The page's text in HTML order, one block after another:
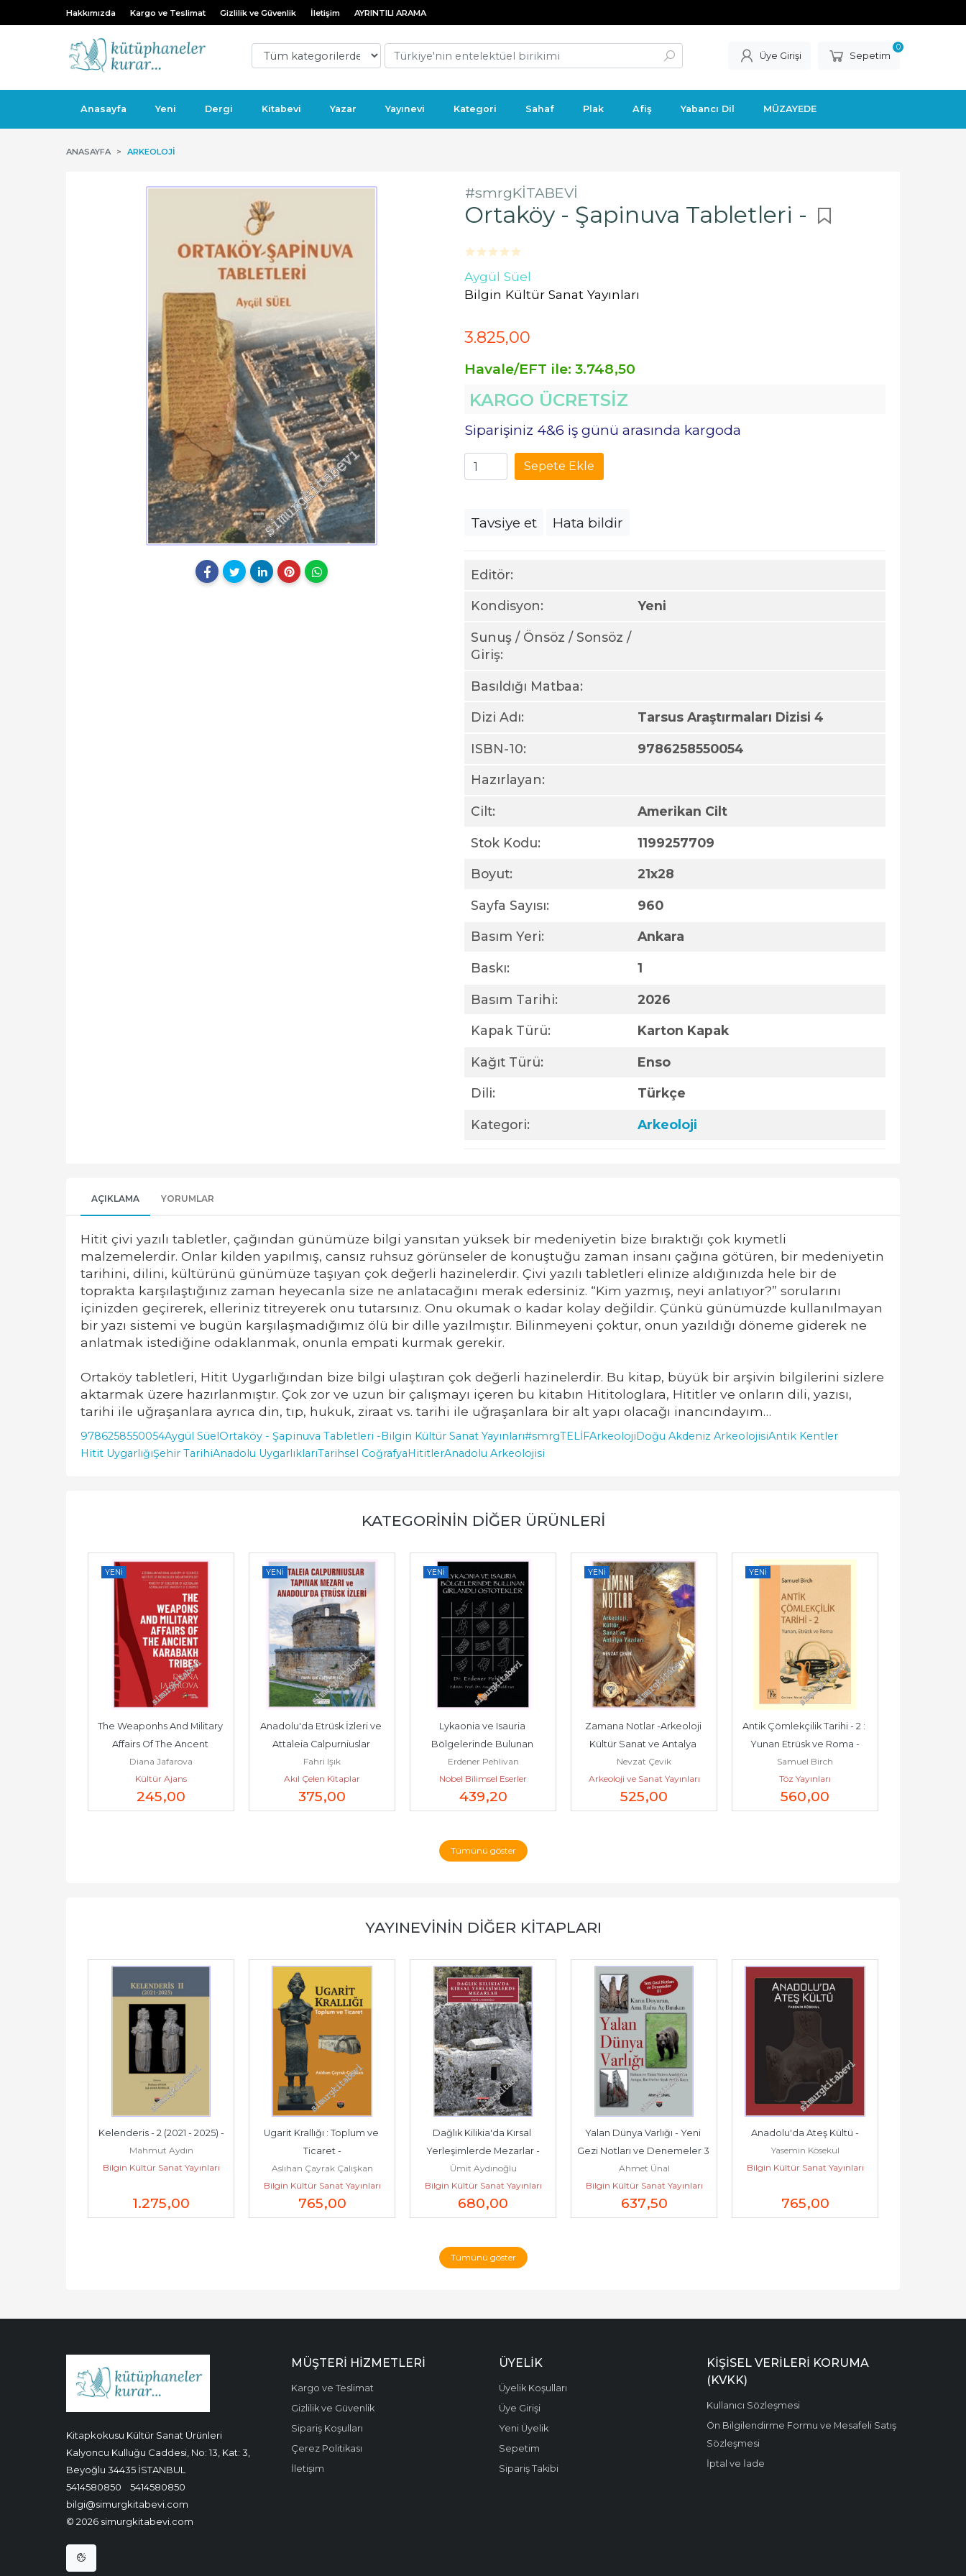
Hakkımızda Kargo ve Teslimat Gizlilik ve Güvenlik İletişim AYRINTILI ARAMA
Üye Girişi Sepetim
0
Anasayfa Yeni Dergi Kitabevi Yazar Yayınevi Kategori Sahaf Plak Afiş Yabancı Dil MÜZAYEDE
ANASAYFA ARKEOLOJI
#smrgKİTABEVİ
Ortaköy - Şapinuva Tabletleri -
Aygül Süel
Bilgin Kültür Sanat Yayınları
Editör:
Kondisyon: Yeni
Sunuş / Önsöz / Sonsöz /
Giriş:
Basıldığı Matbaa:
Dizi Adı: Tarsus Araştırmaları Dizisi 4
ISBN-10: 9786258550054
Hazırlayan:
Cilt: Amerikan Cilt
Stok Kodu: 1199257709
Boyut: 21x28
Sayfa Sayısı: 960
Basım Yeri: Ankara
Baskı: 1
Basım Tarihi: 2026
Kapak Türü: Karton Kapak
Kağıt Türü: Enso
Dili: Türkçe
Kategori: Arkeoloji
3.825,00
Havale/EFT ile: 3.748,50
KARGO ÜCRETSİZ
Siparişiniz 4&6 iş günü arasında kargoda
Sepete Ekle
Tavsiye et Hata bildir
AÇIKLAMA YORUMLAR
Hitit çivi yazılı tabletler, çağından günümüze bilgi yansıtan yüksek bir medeniyetin bize bıraktığı çok kıymetli
malzemelerdir. Onlar kilden yapılmış, cansız ruhsuz görünseler de konuştuğu zaman insanı çağına götüren, bir medeniyetin
tarihini, dilini, kültürünü günümüze taşıyan çok değerli hazinelerdir. Çivi yazılı tabletleri elinize aldığınızda hele bir de
toprakta karşılaştığınız zaman heyecanla size ne anlatacağını merak edersiniz. “Kim yazmış, neyi anlatıyor?” sorularını
içinizden geçirerek, elleriniz titreyerek onu tutarsınız. Onu okumak o kadar kolay değildir. Çünkü günümüzde kullanılmayan
bir yazı sistemi ve bugün karşılaşmadığımız ölü bir dille yazılmıştır. Bilinmeyeni çoktur, onun yazıldığı döneme giderek ne
anlatmak istediğine odaklanmak, onunla empati kurmak gerekir.
Ortaköy tabletleri, Hitit Uygarlığından bize bilgi ulaştıran çok değerli hazinelerdir. Bu kitap, büyük bir arşivin bilgilerini sizlere
aktarmak üzere hazırlanmıştır. Çok zor ve uzun bir çalışmayı içeren bu kitabın Hititologlara, Hititler ve onların dili, yazısı,
tarihi ile uğraşanlara ayrıca din, tıp, hukuk, ziraat vs. tarihi ile uğraşanlara bir alt yapı olacağı inancındayım…
9786258550054Aygül SüelOrtaköy - Şapinuva Tabletleri -Bilgin Kültür Sanat Yayınları#smrgTELİFArkeolojiDoğu Akdeniz ArkeolojisiAntik Kentler
Hitit UygarlığıŞehir TarihiAnadolu UygarlıklarıTarihsel CoğrafyaHititlerAnadolu Arkeolojisi
KATEGORININ DIĞER ÜRÜNLERI
YENI
The Weaponhs And Military
Affairs Of The Ancent
Karabakh Tribes -
Diana Jafarova
Kültür Ajans
245,00
YENI
Anadolu'da Etrüsk İzleri ve
Attaleia Calpurniuslar
Tapınak Mezarı -
Fahri Işık
Akıl Çelen Kitaplar
375,00
YENI
Lykaonia ve Isauria
Bölgelerinde Bulunan
Girlandli Ostotekler -
Erdener Pehlivan
Nobel Bilimsel Eserler
439,20
YENI
Zamana Notlar -Arkeoloji
Kültür Sanat ve Antalya
Yazıları -
Nevzat Çevik
Arkeoloji ve Sanat Yayınları
525,00
YENI
Antik Çömlekçilik Tarihi - 2 :
Yunan Etrüsk ve Roma -
Samuel Birch
Töz Yayınları
560,00
Tümünü göster
YAYINEVININ DIĞER KITAPLARI
Kelenderis - 2 (2021 - 2025) -
Mahmut Aydın
Bilgin Kültür Sanat Yayınları
1.275,00
Ugarit Krallığı : Toplum ve
Ticaret -
Aslıhan Çayrak Çalışkan
Bilgin Kültür Sanat Yayınları
765,00
Dağlık Kilikia'da Kırsal
Yerleşimlerde Mezarlar -
Ümit Aydınoğlu
Bilgin Kültür Sanat Yayınları
680,00
Yalan Dünya Varlığı - Yeni
Gezi Notları ve Denemeler 3
-
Ahmet Ünal
Bilgin Kültür Sanat Yayınları
637,50
Anadolu'da Ateş Kültü -
Yasemin Kösekul
Bilgin Kültür Sanat Yayınları
765,00
Tümünü göster
Kitapkokusu Kültür Sanat Ürünleri
Kalyoncu Kulluğu Caddesi, No: 13, Kat: 3,
Beyoğlu 34435 İSTANBUL
5414580850
5414580850
bilgi@simurgkitabevi.com
© 2026 simurgkitabevi.com
MÜŞTERI HIZMETLERI
Kargo ve Teslimat
Gizlilik ve Güvenlik
Sipariş Koşulları
Çerez Politikası
İletişim
ÜYELIK
Üyelik Koşulları
Üye Girişi
Yeni Üyelik
Sepetim
Sipariş Takibi
KIŞISEL VERILERI KORUMA
(KVKK)
Kullanıcı Sözleşmesi
Ön Bilgilendirme Formu ve Mesafeli Satış
Sözleşmesi
İptal ve İade